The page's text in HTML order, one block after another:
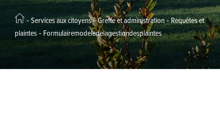
-Services aux citoyens-Greffe et administration-Requêtes et
plaintes- Formulairemodeledelagestiondesplaintes